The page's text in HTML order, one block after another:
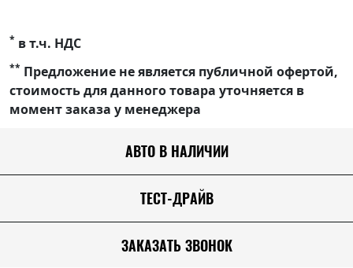
* в т.ч. НДС
** Предложение не является публичной офертой,
стоимость для данного товара уточняется в
момент заказа у менеджера
АВТО В НАЛИЧИИ
ТЕСТ-ДРАЙВ
ЗАКАЗАТЬ ЗВОНОК